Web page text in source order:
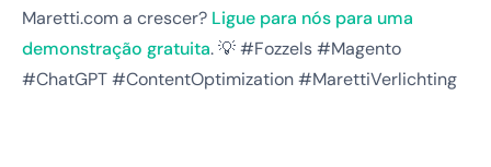
Maretti.com a crescer? Ligue para nós para uma
demonstração gratuita. 💡 #Fozzels #Magento
#ChatGPT #ContentOptimization #MarettiVerlichting